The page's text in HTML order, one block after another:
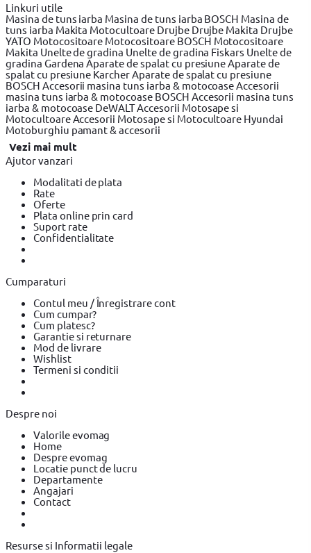
Linkuri utile
Masina de tuns iarba Masina de tuns iarba BOSCH Masina de
tuns iarba Makita Motocultoare Drujbe Drujbe Makita Drujbe
YATO Motocositoare Motocositoare BOSCH Motocositoare
Makita Unelte de gradina Unelte de gradina Fiskars Unelte de
gradina GardenaAparate de spalat cu presiuneAparate de
spalat cu presiune KarcherAparate de spalat cu presiune
BOSCH Accesorii masina tuns iarba & motocoaseAccesorii
masina tuns iarba & motocoase BOSCH Accesorii masina tuns
iarba & motocoase DeWALTAccesorii Motosape si
MotocultoareAccesorii Motosape si Motocultoare Hyundai
Motoburghiu pamant & accesorii
Vezi mai mult
Ajutor vanzari
Modalitati de plata
Rate
Oferte
Plata online prin card
Suport rate
Confidentialitate
Cumparaturi
Contul meu / Înregistrare cont
Cum cumpar?
Cum platesc?
Garantie si returnare
Mod de livrare
Wishlist
Termeni si conditii
Despre noi
Valorile evomag
Home
Despre evomag
Locatie punct de lucru
Departamente
Angajari
Contact
Resurse si Informatii legale